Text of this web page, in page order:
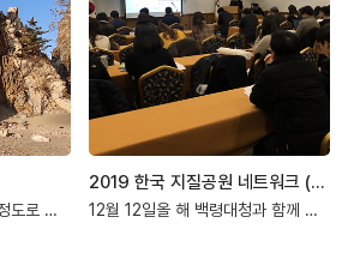
대청도는 모래섬으로 불릴정도로 사방에서 모래가 몰려드는 섬입니다그래서 모래사막이라고 불리는…
2019 한국 지질공원 네트워크 (KGN) 임시회의
12월 12일올 해 백령대청과 함께 새롭게 국가지질공원으로 인증 받은 진안무주 국가지질공원…